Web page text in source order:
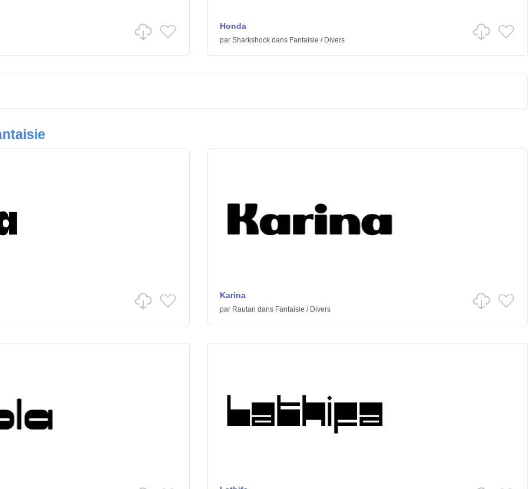
Honda
par Sharkshockdans Fantaisie / Divers
Karina
par Rautan dans Fantaisie / Divers